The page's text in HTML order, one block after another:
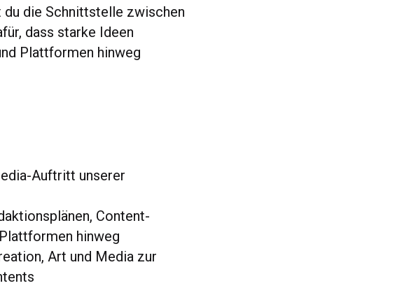
die Schnittstelle zwischen
dass starke Ideen
Plattformen hinweg
Auftritt unserer
Content-
hinweg
Art und Media zur